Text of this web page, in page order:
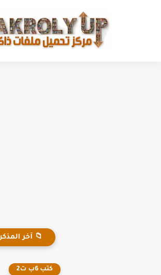
📁 آخر
كتب 6ب ت2